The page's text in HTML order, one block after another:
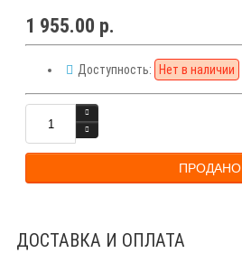
1 955.00 р.
Доступность: Нет в наличии
ПРОДАНО
ДОСТАВКА И ОПЛАТА